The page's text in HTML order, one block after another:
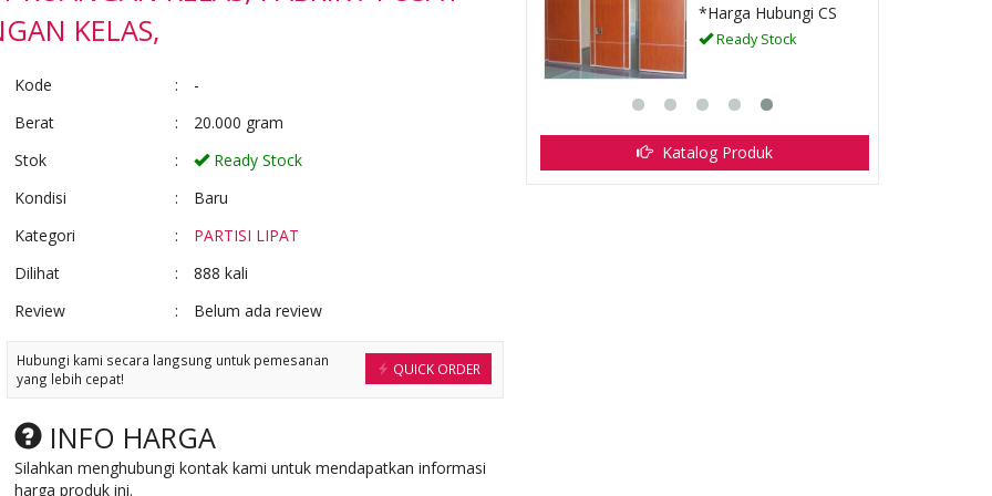
KELAS,
Kode :
-
Berat
:
20.000 gram
Stok
:
Ready Stock
Kondisi
:
Baru
Kategori
:
PARTISI LIPAT
Dilihat
:
888 kali
Review
: Belum ada review
QUICK ORDER
Hubungi kami secara langsung untuk pemesanan
yang lebih cepat!
INFO HARGA
Silahkan menghubungi kontak kami untuk mendapatkan informasi
harga produk ini.
Ready Stock
*Harga Hubungi CS
Ready Stock
*Harga Hubungi CS
Ready Stock
Katalog Produk